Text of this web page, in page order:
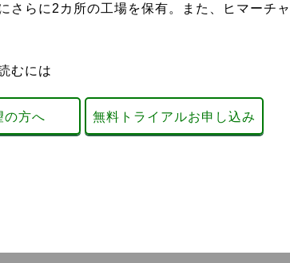
さらに2カ所の工場を保有。また、ヒマーチャ
むには
の方へ 無料トライアルお申し込み